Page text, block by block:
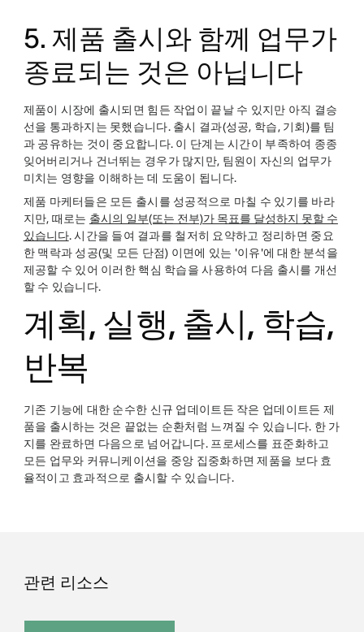
5. 제품 출시와 함께 업무가
종료되는 것은 아닙니다
제품이 시장에 출시되면 힘든 작업이 끝날 수 있지만 아직 결승
선을 통과하지는 못했습니다. 출시 결과(성공, 학습, 기회)를 팀
과 공유하는 것이 중요합니다. 이 단계는 시간이 부족하여 종종
잊어버리거나 건너뛰는 경우가 많지만, 팀원이 자신의 업무가
미치는 영향을 이해하는 데 도움이 됩니다.
제품 마케터들은 모든 출시를 성공적으로 마칠 수 있기를 바라
지만, 때로는 출시의 일부(또는 전부)가 목표를 달성하지 못할 수
있습니다. 시간을 들여 결과를 철저히 요약하고 정리하면 중요
한 맥락과 성공(및 모든 단점) 이면에 있는 '이유'에 대한 분석을
제공할 수 있어 이러한 핵심 학습을 사용하여 다음 출시를 개선
할 수 있습니다.
계획, 실행, 출시, 학습,
반복
기존 기능에 대한 순수한 신규 업데이트든 작은 업데이트든 제
품을 출시하는 것은 끝없는 순환처럼 느껴질 수 있습니다. 한 가
지를 완료하면 다음으로 넘어갑니다. 프로세스를 표준화하고
모든 업무와 커뮤니케이션을 중앙 집중화하면 제품을 보다 효
율적이고 효과적으로 출시할 수 있습니다.
관련 리소스